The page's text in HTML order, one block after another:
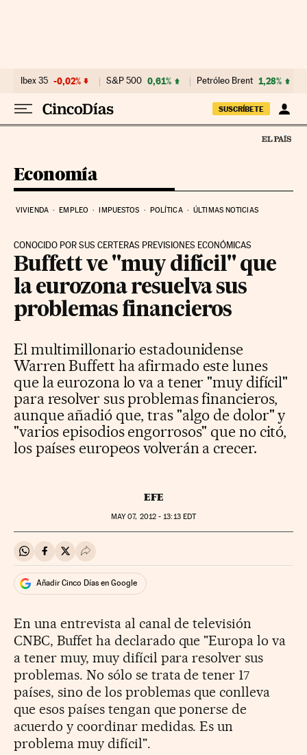
Ibex 35 -0,02% S&P 500 0,61% Petróleo Brent 1,28%
SUSCRÍBETE
Economía
VIVIENDA EMPLEO IMPUESTOS POLÍTICA ÚLTIMAS NOTICIAS
CONOCIDO POR SUS CERTERAS PREVISIONES ECONÓMICAS
Buffett ve "muy difícil" que
la eurozona resuelva sus
problemas financieros
El multimillonario estadounidense
Warren Buffett ha afirmado este lunes
que la eurozona lo va a tener "muy difícil"
para resolver sus problemas financieros,
aunque añadió que, tras "algo de dolor" y
"varios episodios engorrosos" que no citó,
los países europeos volverán a crecer.
EFE
MAY07, 2012 - 13:13EDT
Compartir en Whatsapp
Compartir en Facebook
Compartir en Twitter
Desplegar Redes Sociales
Añadir Cinco Días en Google
En una entrevista al canal de televisión
CNBC, Buffet ha declarado que "Europa lo va
a tener muy, muy difícil para resolver sus
problemas. No sólo se trata de tener 17
países, sino de los problemas que conlleva
que esos países tengan que ponerse de
acuerdo y coordinar medidas. Es un
problema muy difícil".